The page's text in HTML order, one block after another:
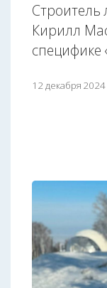
Строитель
Кирилл
специфике
12 декабря 2024